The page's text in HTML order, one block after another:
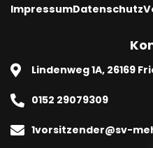
ImpressumDatenschutz
Lindenweg 1A, 26169
0152 29079309
1vorsitzender@sv-